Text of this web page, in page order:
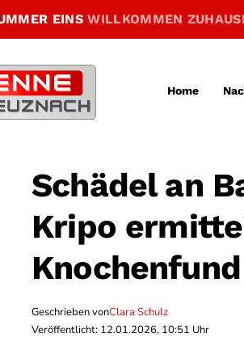
EINSWILLKOMMEN
Home
Schädel an
Kripo
Knochenfund
Geschrieben vonClara Schulz
Veröffentlicht: 12.01.2026, 10:51 Uhr